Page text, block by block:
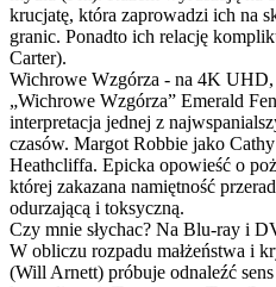
krucjatę, która zaprowadzi ich na
granic. Ponadto ich relację
Carter).
Wichrowe Wzgórza - na 4K
„Wichrowe Wzgórza” Emerald
interpretacja jednej z
czasów. Margot Robbie jako
Heathcliffa. Epicka opowieść o
której zakazana namiętność
odurzającą i toksyczną.
Czy mnie słychac? Na Blu-ray i
W obliczu rozpadu małżeństwa i
(Will Arnett) próbuje odnaleźć